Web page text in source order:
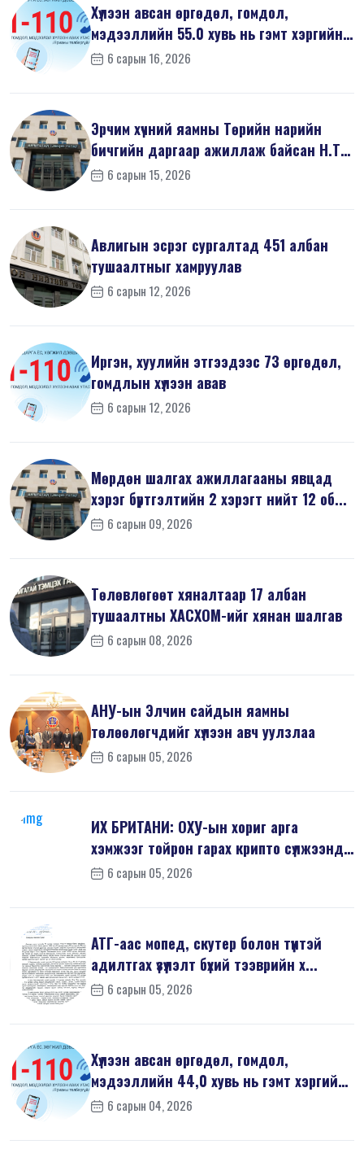
Хүлээн авсан өргөдөл, гомдол,
мэдээллийн 55.0 хувь нь гэмт хэргийн
шин...
6 сарын 16, 2026
Эрчим хүчний яамны Төрийн нарийн
бичгийн даргаар ажиллаж байсан Н.Т
на...6 сарын 15, 2026
Авлигын эсрэг сургалтад 451 албан
тушаалтныг хамруулав
6 сарын 12, 2026
Иргэн, хуулийн этгээдээс 73 өргөдөл,
гомдлын хүлээн авав
6 сарын 12, 2026
Мөрдөн шалгах ажиллагааны явцад
хэрэг бүртгэлтийн 2 хэрэгт нийт 12 об...
6 сарын 09, 2026
Төлөвлөгөөт хяналтаар 17 албан
тушаалтны ХАСХОМ-ийг хянан шалгав
6 сарын 08, 2026
АНУ-ын Элчин сайдын яамны
төлөөлөгчдийг хүлээн авч уулзлаа
6 сарын 05, 2026
ИХ БРИТАНИ: ОХУ-ын хориг арга
хэмжээг тойрон гарах крипто сүлжээнд
хор...6 сарын 05, 2026
АТГ-аас мопед, скутер болон түүнтэй
адилтгах үзүүлэлт бүхий тээврийн х...
6 сарын 05, 2026
Хүлээн авсан өргөдөл, гомдол,
мэдээллийн 44,0 хувь нь гэмт хэргийн
шин...
6 сарын 04, 2026